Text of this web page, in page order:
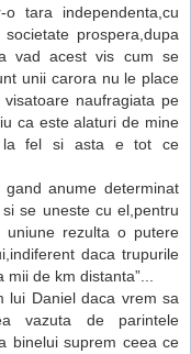
tara independenta,cu
prospera,dupa
vad acest vis cum se
unii carora nu le place
naufragiata pe
ca este alaturi de mine
la fel si asta e tot ce
gand anume determinat
se uneste cu el,pentru
uniune rezulta o putere
daca trupurile
de km distanta”...
lui Daniel daca vrem sa
vazuta de parintele
binelui suprem ceea ce